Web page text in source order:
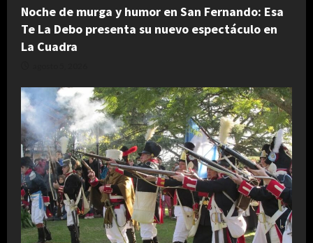
Noche de murga y humor en San Fernando: Esa
Te La Debo presenta su nuevo espectáculo en
La Cuadra